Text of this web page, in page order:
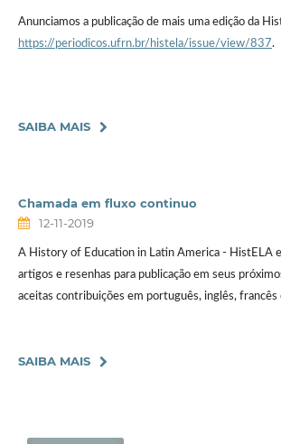
Anunciamos a publicação de mais uma edição da
https://periodicos.ufrn.br/histela/issue/view/837.
SAIBA MAIS
Chamada em fluxo continuo
12-11-2019
A History of Education in Latin America - HistELA
artigos e resenhas para publicação em seus
aceitas contribuições em português, inglês, francês
SAIBA MAIS